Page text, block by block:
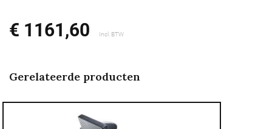
€ 1161,60 Incl. BTW
Gerelateerde producten